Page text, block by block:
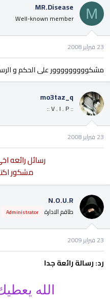
M
MR.Disease
Well-known member
23 فبراير 2008
مشكووووووووور على الحكم و
mo3taz_q
:: V . I . P ::
23 فبراير 2008
رسائل رائعه
مشكور
N.O.U.R
طاقم الادارة Administrator
23 فبراير 2009
رد: رسالة رائعة جدا
الله